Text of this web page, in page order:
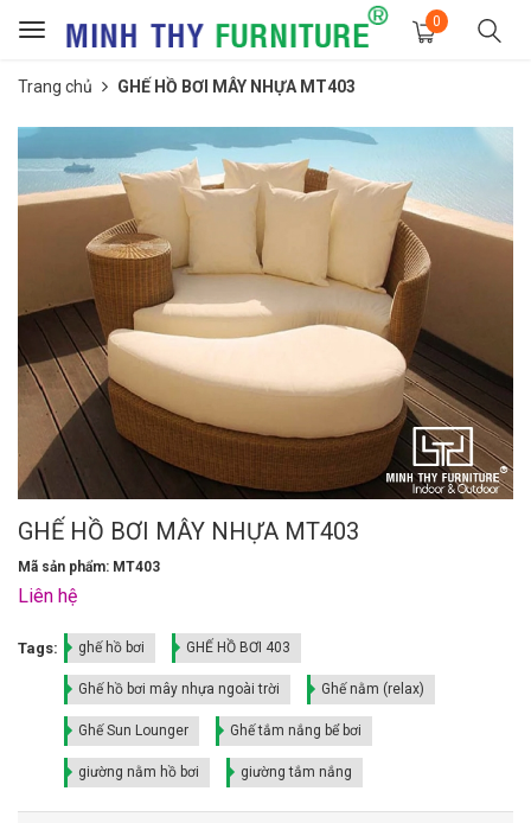
Toggle
0
Trang chủ GHẾ HỒ BƠI MÂY NHỰA MT403
GHẾ HỒ BƠI MÂY NHỰA MT403
Mã sản phẩm: MT403
Liên hệ
Tags: ghế hồ bơi GHẾ HỒ BƠI 403
Ghế hồ bơi mây nhựa ngoài trời Ghế nằm (relax)
Ghế Sun Lounger Ghế tắm nắng bể bơi
giường nằm hồ bơi giường tắm nắng